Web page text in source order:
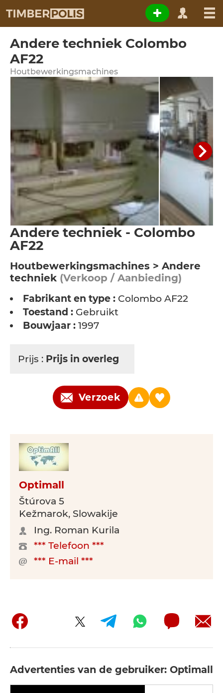
Andere techniek Colombo
AF22
Houtbewerkingsmachines
Andere techniek - Colombo
AF22
Houtbewerkingsmachines > Andere
techniek (Verkoop / Aanbieding)
Fabrikant en type : Colombo AF22
Toestand : Gebruikt
Bouwjaar : 1997
Prijs : Prijs in overleg
Verzoek
Optimall
Štúrova 5
Kežmarok, Slowakije
Ing. Roman Kurila
*** Telefoon ***
*** E-mail ***
Advertenties van de gebruiker: Optimall